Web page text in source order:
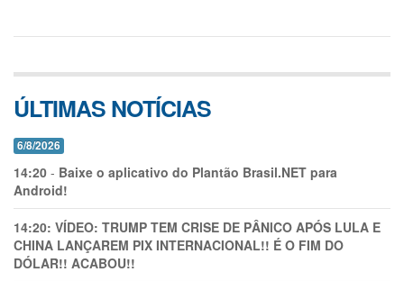
ÚLTIMAS NOTÍCIAS
6/8/2026
14:20 - Baixe o aplicativo do Plantão Brasil.NET para
Android!
14:20: VÍDEO: TRUMP TEM CRlSE DE PÂNlCO APÓS LULA E
CHINA LANÇAREM PIX INTERNACIONAL!! É O FIM DO
DÓLAR!! ACABOU!!